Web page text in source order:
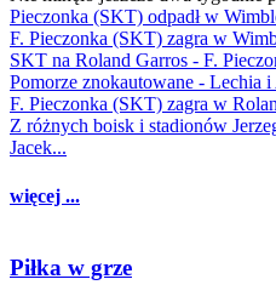
Pieczonka (SKT) odpadł w
F. Pieczonka (SKT) zagra w
SKT na Roland Garros - F.
Pomorze znokautowane - Lechia
F. Pieczonka (SKT) zagra w
Z różnych boisk i stadionów
Jacek...
więcej ...
Piłka w grze